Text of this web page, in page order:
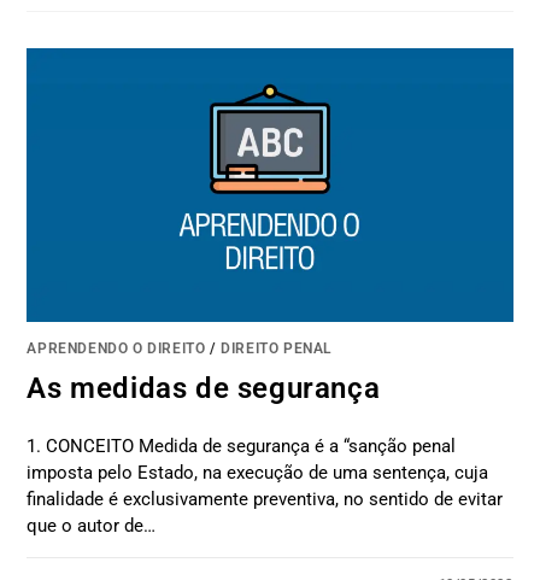
APRENDENDO O DIREITO /DIREITO PENAL
As medidas de segurança
1. CONCEITO Medida de segurança é a “sanção penal
imposta pelo Estado, na execução de uma sentença, cuja
finalidade é exclusivamente preventiva, no sentido de evitar
que o autor de…